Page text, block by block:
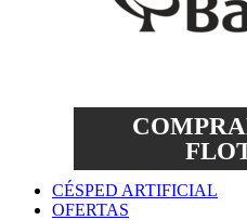
CÉSPED ARTIFICIAL
OFERTAS